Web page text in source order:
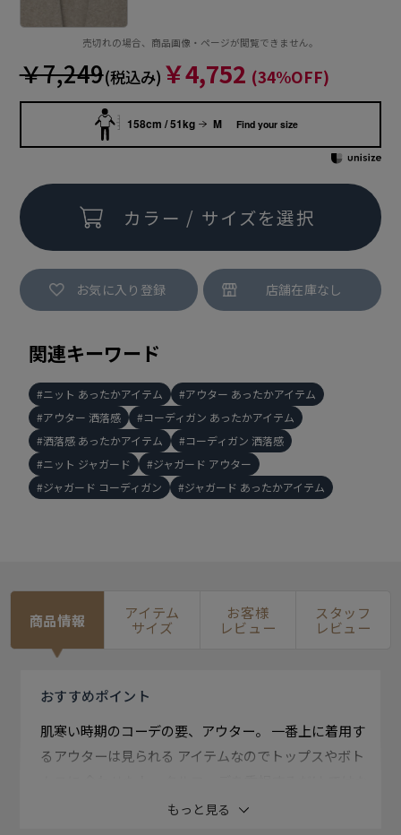
売切れの場合、商品画像・ページが閲覧できません。
￥7,249(税込み) ￥4,752 (34%OFF)
158cm / 51kg M Find your size
カラー / サイズを選択
お気に入り登録
関連キーワード
ニット あったかアイテム
アウター あったかアイテム
アウター 洒落感
コーディガン あったかアイテム
洒落感 あったかアイテム
コーディガン 洒落感
ニット ジャガード
ジャガード アウター
ジャガード コーディガン
ジャガード あったかアイテム
商品情報 アイテム
サイズ
お客様
レビュー
スタッフ
レビュー
おすすめポイント
肌寒い時期のコーデの要、アウター。 一番上に着用す
るアウターは見られる アイテムなのでトップスやボト
くアウター単体の洒落感も重要。
もっと見る